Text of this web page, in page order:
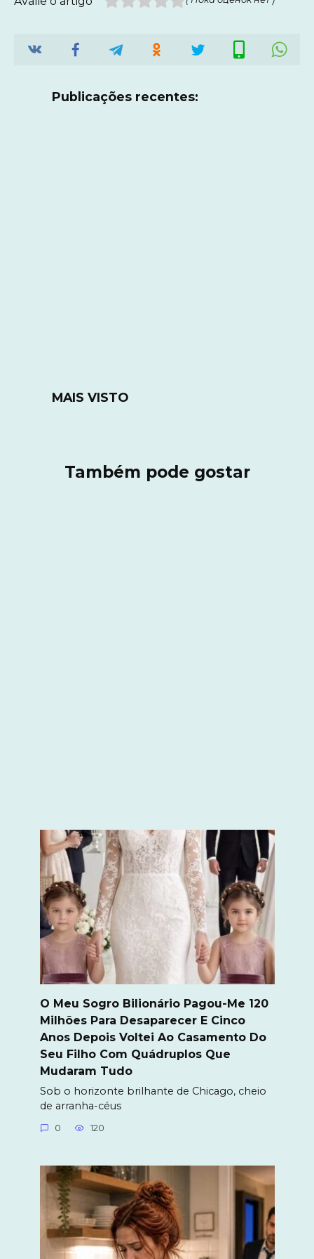
Publicações recentes:
MAIS VISTO
Também pode gostar
O Meu Sogro Bilionário Pagou-Me 120
Milhões Para Desaparecer E Cinco
Anos Depois Voltei Ao Casamento Do
Seu Filho Com Quádruplos Que
Mudaram Tudo
Sob o horizonte brilhante de Chicago, cheio
de arranha-céus
0 120